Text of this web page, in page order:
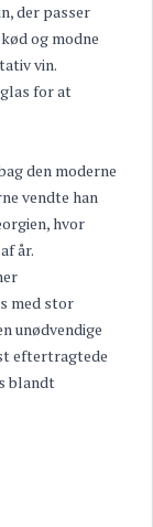
der passer
og modne
vin.
for at
den moderne
vendte han
hvor
år.
med stor
unødvendige
eftertragtede
blandt